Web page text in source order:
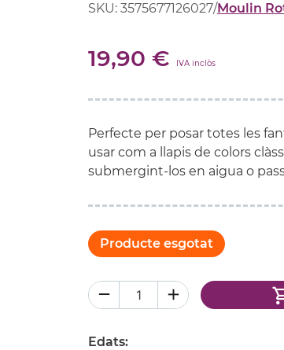
SKU: 3575677126027/Moulin
19,90 € IVA inclòs
Perfecte per posar totes les
usar com a llapis de colors
submergint-los en aigua o
Producte esgotat
Edats: